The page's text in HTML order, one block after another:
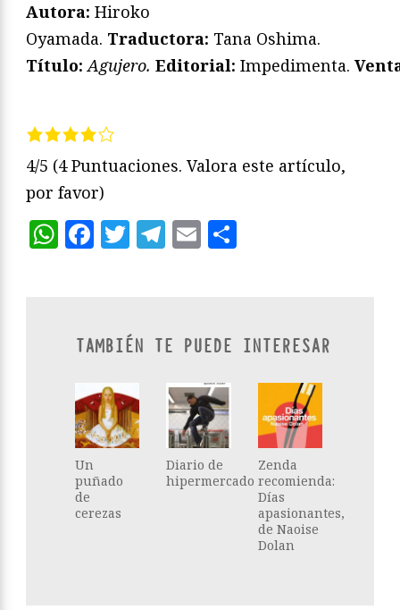
Autora: Hiroko
Oyamada. Traductora: Tana Oshima.
Título: Agujero. Editorial: Impedimenta.
4/5 (4 Puntuaciones. Valora este artículo,
por favor)
WhatsApp
Facebook
Twitter
Telegram
Email
TAMBIÉN TE PUEDE INTERESAR
Un
puñado
de
cerezas
Diario de
hipermercado
Zenda
recomienda:
Días
apasionantes,
de Naoise
Dolan